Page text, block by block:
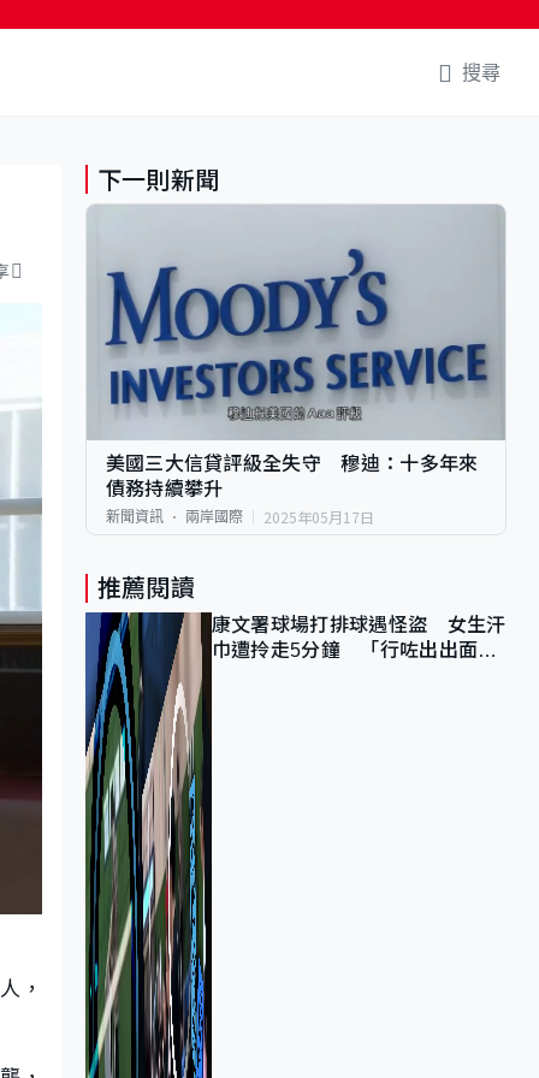
搜尋
，
下一則新聞
美國三大信貸評級全失守 穆迪：十多年來
債務持續攀升
新聞資訊 兩岸國際 2025年05月17日
推薦閱讀
康文署球場打排球遇怪盜 女生汗
巾遭拎走5分鐘 「行咗出出面唔